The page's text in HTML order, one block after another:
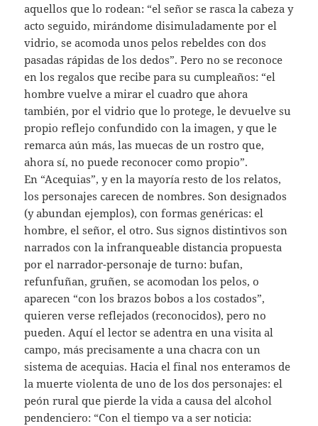
aquellos que lo rodean: “el señor se rasca la cabeza y
acto seguido, mirándome disimuladamente por el
vidrio, se acomoda unos pelos rebeldes con dos
pasadas rápidas de los dedos”. Pero no se reconoce
en los regalos que recibe para su cumpleaños: “el
hombre vuelve a mirar el cuadro que ahora
también, por el vidrio que lo protege, le devuelve su
propio reflejo confundido con la imagen, y que le
remarca aún más, las muecas de un rostro que,
ahora sí, no puede reconocer como propio”.
En “Acequias”, y en la mayoría resto de los relatos,
los personajes carecen de nombres. Son designados
(y abundan ejemplos), con formas genéricas: el
hombre, el señor, el otro. Sus signos distintivos son
narrados con la infranqueable distancia propuesta
por el narrador-personaje de turno: bufan,
refunfuñan, gruñen, se acomodan los pelos, o
aparecen “con los brazos bobos a los costados”,
quieren verse reflejados (reconocidos), pero no
pueden. Aquí el lector se adentra en una visita al
campo, más precisamente a una chacra con un
sistema de acequias. Hacia el final nos enteramos de
la muerte violenta de uno de los dos personajes: el
peón rural que pierde la vida a causa del alcohol
pendenciero: “Con el tiempo va a ser noticia: